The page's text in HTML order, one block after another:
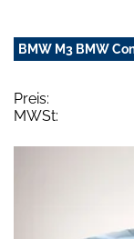
BMW M3 BMW
Preis:
MWSt: